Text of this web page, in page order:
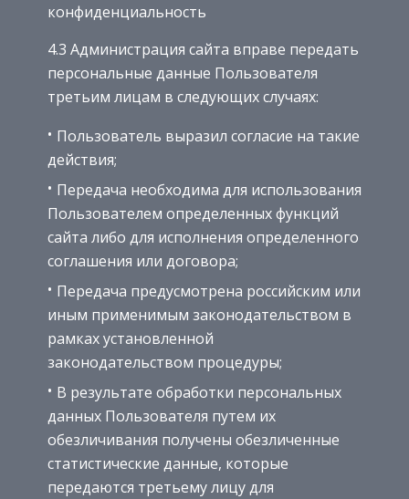
конфиденциальность
4.3 Администрация сайта вправе передать
персональные данные Пользователя
третьим лицам в следующих случаях:
Пользователь выразил согласие на такие
действия;
Передача необходима для использования
Пользователем определенных функций
сайта либо для исполнения определенного
соглашения или договора;
Передача предусмотрена российским или
иным применимым законодательством в
рамках установленной
законодательством процедуры;
В результате обработки персональных
данных Пользователя путем их
обезличивания получены обезличенные
статистические данные, которые
передаются третьему лицу для